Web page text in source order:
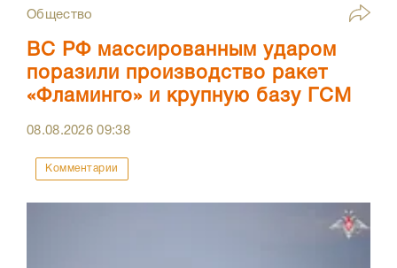
Общество
ВС РФ массированным ударом
поразили производство ракет
«Фламинго» и крупную базу ГСМ
08.08.202609:38
Комментарии